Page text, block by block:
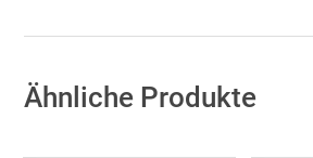
Ähnliche Produkte